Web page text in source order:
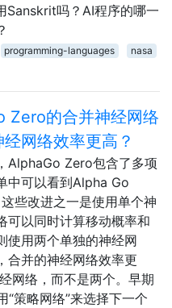
Sanskrit吗？AI程序的哪一
programming-languages nasa
Zero的合并神经网络
网络效率更高？
AlphaGo Zero包含了多项
中可以看到Alpha Go
些改进之一是使用单个神
可以同时计算移动概率和
使用两个单独的神经网
合并的神经网络效率更
网络，而不是两个。早期
“策略网络”来选择下一个